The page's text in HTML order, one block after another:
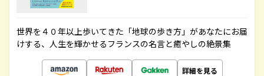
世界を４０年以上歩いてきた「地球の歩き方」があなたにお届
けする、人生を輝かせるフランスの名言と癒やしの絶景集
詳細を見る